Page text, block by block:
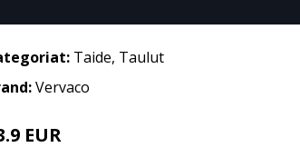
Taide, Taulut
Vervaco
EUR